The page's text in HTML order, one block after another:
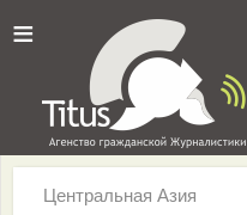
≡
Центральная Азия